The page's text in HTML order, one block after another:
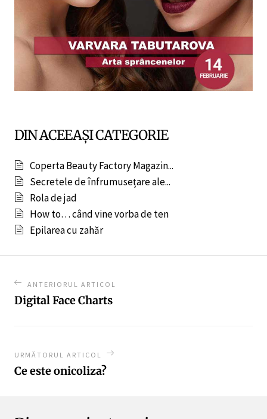
DIN ACEEAȘI CATEGORIE
Coperta Beauty Factory Magazin...
Secretele de înfrumusețare ale...
Rola de jad
How to… când vine vorba de ten
Epilarea cu zahăr
ANTERIORUL ARTICOL
Digital Face Charts
URMĂTORUL ARTICOL
Ce este onicoliza?